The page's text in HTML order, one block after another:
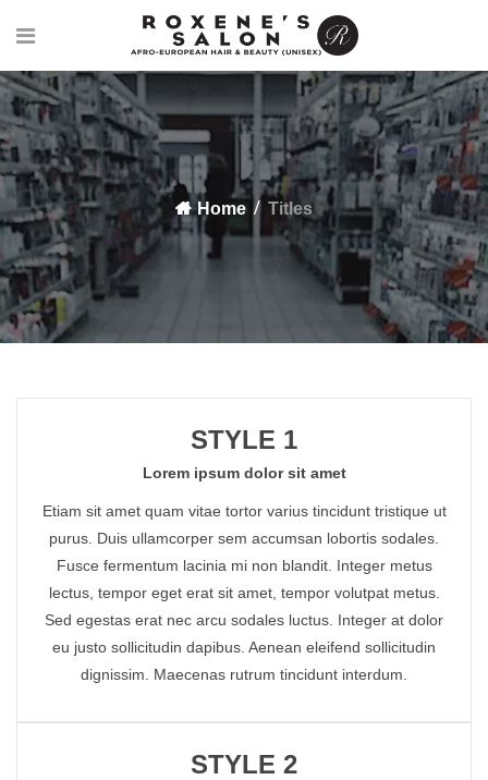
Home Titles
STYLE 1
Lorem ipsum dolor sit amet
Etiam sit amet quam vitae tortor varius tincidunt tristique ut
purus. Duis ullamcorper sem accumsan lobortis sodales.
Fusce fermentum lacinia mi non blandit. Integer metus
lectus, tempor eget erat sit amet, tempor volutpat metus.
Sed egestas erat nec arcu sodales luctus. Integer at dolor
eu justo sollicitudin dapibus. Aenean eleifend sollicitudin
dignissim. Maecenas rutrum tincidunt interdum.
STYLE 2